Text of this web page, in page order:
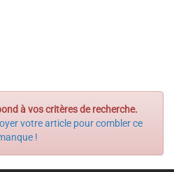
à vos critères de recherche.
votre article pour combler ce
!